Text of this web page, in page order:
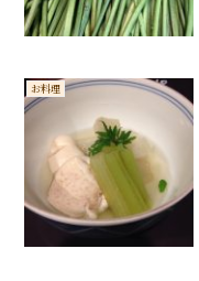
お料理